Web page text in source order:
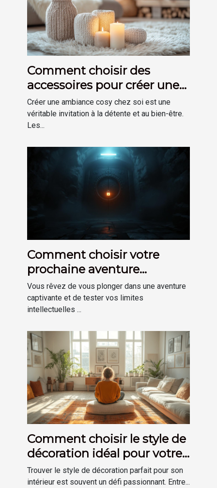
Comment choisir des
accessoires pour créer une
ambiance cosy chez soi
Créer une ambiance cosy chez soi est une
véritable invitation à la détente et au bien-être.
Les...
Comment choisir votre
prochaine aventure
d'escape game immersive
Vous rêvez de vous plonger dans une aventure
captivante et de tester vos limites
intellectuelles ...
Comment choisir le style de
décoration idéal pour votre
maison
Trouver le style de décoration parfait pour son
intérieur est souvent un défi passionnant. Entre...